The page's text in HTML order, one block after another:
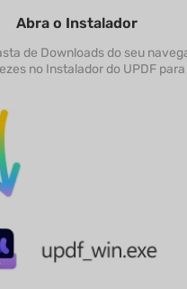
Abra o Instalador
de Downloads do seu
no Instalador do UPDF